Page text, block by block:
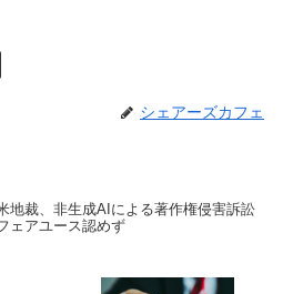
シェアーズカフェ
地裁、非生成AIによる著作権侵害訴訟
ェアユース認めず